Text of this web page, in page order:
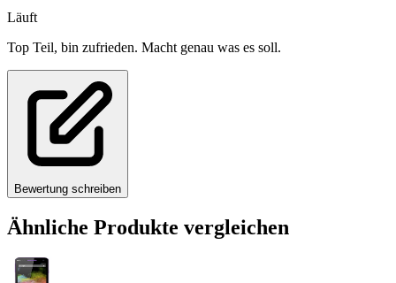
Läuft
Top Teil, bin zufrieden. Macht genau was es soll.
Bewertung schreiben
Ähnliche Produkte vergleichen